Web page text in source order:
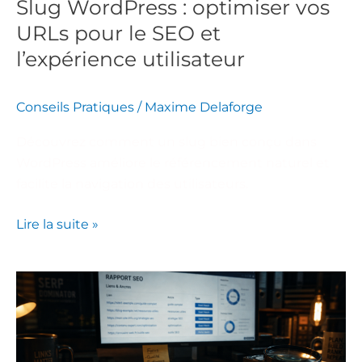
Slug WordPress : optimiser vos
URLs pour le SEO et
l’expérience utilisateur
Conseils Pratiques / Maxime Delaforge
l’expérience
utilisateur
Lire la suite »
Private
blog
network